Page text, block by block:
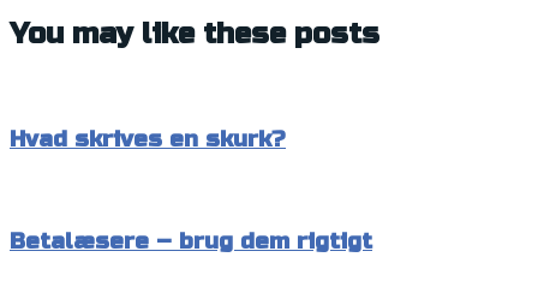
You may like these posts
Hvad skrives en skurk?
Betalæsere – brug dem rigtigt